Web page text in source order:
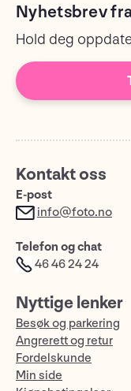
Nyhetsbrev
Hold deg
Kontakt oss
E-post
info@foto.no
Telefon og chat
46 46 24 24
Nyttige lenker
Besøk og parkering
Angrerett og retur
Fordelskunde
Min side